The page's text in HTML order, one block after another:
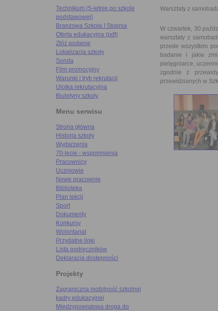
Technikum (5-letnie po szkole
podstawowej)
Branżowa Szkoła I Stopnia
Oferta edukacyjna (pdf)
Złóż podanie
Lokalizacja szkoły
Sonda
Film promocyjny
Warunki i tryb rekrutacji
Ulotka rekrutacyjna
Biuletyny szkoły
Menu serwisu
Strona główna
Historia szkoły
Wydarzenia
70-lecie - wspomnienia
Pracownicy
Uczniowie
Nowe pracownie
Biblioteka
Plan lekcji
Sport
Dokumenty
Konkursy
Wolontariat
Przydatne linki
Lista podręczników
Deklaracja dostępności
Projekty
Zagraniczna mobilność szkolnej
kadry edukacyjnej
Międzypowiatowa droga do
Warsztaty z
W czwartek, 30
warsztaty z
przede wszystkim
badanie i jakie
pielęgniarce,
zgodnie z
przewidzianych w